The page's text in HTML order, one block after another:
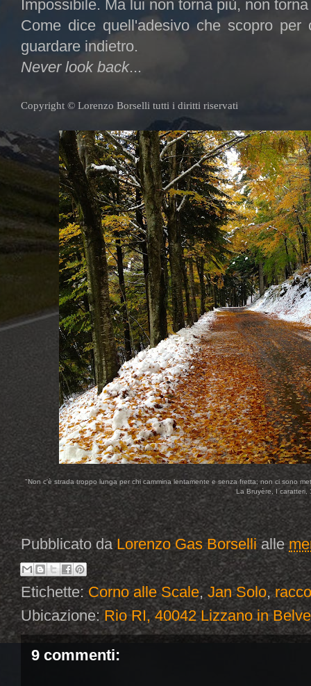
Impossibile. Ma lui non torna più, non
Come dice quell'adesivo che scopro
guardare indietro.
Never look back...
Copyright © Lorenzo Borselli tutti i diritti riservati
"Non c'è strada troppo lunga per chi cammina lentamente e senza fretta; non ci sono
La Bruyère, I caratteri,
Pubblicato da Lorenzo Gas Borselli alle
Etichette:Corno alle Scale,Jan Solo,
Ubicazione:Rio RI, 40042 Lizzano in
9 commenti: